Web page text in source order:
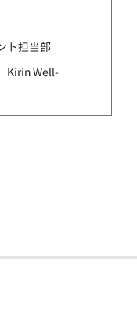
ト担当部
Kirin Well-